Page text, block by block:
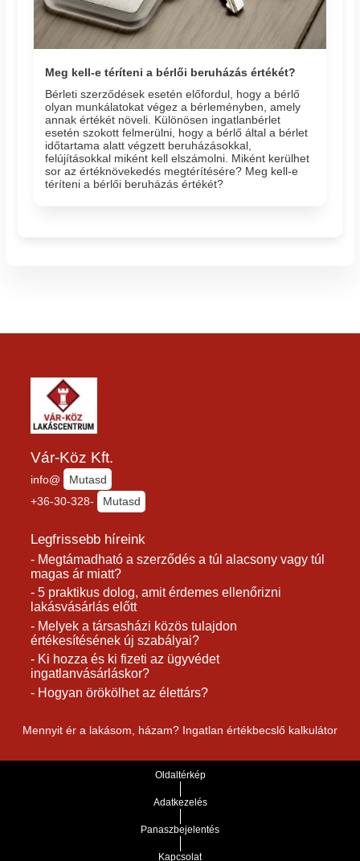
Meg kell-e téríteni a bérlői beruházás értékét?
Bérleti szerződések esetén előfordul, hogy a bérlő
olyan munkálatokat végez a bérleményben, amely
annak értékét növeli. Különösen ingatlanbérlet
esetén szokott felmerülni, hogy a bérlő által a bérlet
időtartama alatt végzett beruházásokkal,
felújításokkal miként kell elszámolni. Miként kerülhet
sor az értéknövekedés megtérítésére? Meg kell-e
téríteni a bérlői beruházás értékét?
Vár-Köz Kft.
info@
Mutasd
+36-30-328-
Mutasd
Legfrissebb híreink
- Megtámadható a szerződés a túl alacsony vagy túl
magas ár miatt?
- 5 praktikus dolog, amit érdemes ellenőrizni
lakásvásárlás előtt
- Melyek a társasházi közös tulajdon
értékesítésének új szabályai?
- Ki hozza és ki fizeti az ügyvédet
ingatlanvásárláskor?
- Hogyan örökölhet az élettárs?
Mennyit ér a lakásom, házam? Ingatlan értékbecslő kalkulátor
Oldaltérkép
Adatkezelés
Panaszbejelentés
Kapcsolat